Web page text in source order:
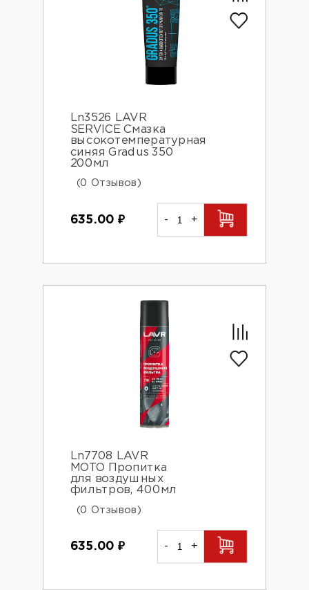
Ln3526 LAVR
SERVICE Смазка
высокотемпературная
синяя Gradus 350
200мл
(0 Отзывов)
635.00 ₽ - +
Ln7708 LAVR
MOTO Пропитка
для воздушных
фильтров, 400мл
(0 Отзывов)
635.00 ₽ - +